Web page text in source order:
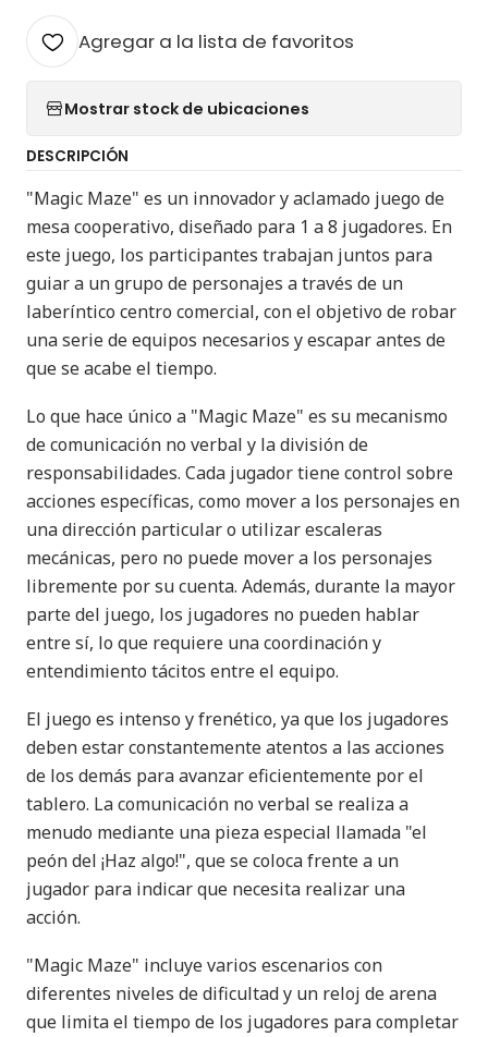
Agregar a la lista de favoritos
Mostrar stock de ubicaciones
DESCRIPCIÓN
"Magic Maze" es un innovador y aclamado juego de
mesa cooperativo, diseñado para 1 a 8 jugadores. En
este juego, los participantes trabajan juntos para
guiar a un grupo de personajes a través de un
laberíntico centro comercial, con el objetivo de robar
una serie de equipos necesarios y escapar antes de
que se acabe el tiempo.
Lo que hace único a "Magic Maze" es su mecanismo
de comunicación no verbal y la división de
responsabilidades. Cada jugador tiene control sobre
acciones específicas, como mover a los personajes en
una dirección particular o utilizar escaleras
mecánicas, pero no puede mover a los personajes
libremente por su cuenta. Además, durante la mayor
parte del juego, los jugadores no pueden hablar
entre sí, lo que requiere una coordinación y
entendimiento tácitos entre el equipo.
El juego es intenso y frenético, ya que los jugadores
deben estar constantemente atentos a las acciones
de los demás para avanzar eficientemente por el
tablero. La comunicación no verbal se realiza a
menudo mediante una pieza especial llamada "el
peón del ¡Haz algo!", que se coloca frente a un
jugador para indicar que necesita realizar una
acción.
"Magic Maze" incluye varios escenarios con
diferentes niveles de dificultad y un reloj de arena
que limita el tiempo de los jugadores para completar